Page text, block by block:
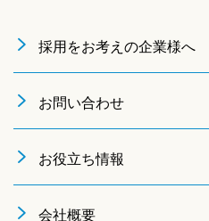
採用をお考えの企業様へ
お問い合わせ
お役立ち情報
会社概要